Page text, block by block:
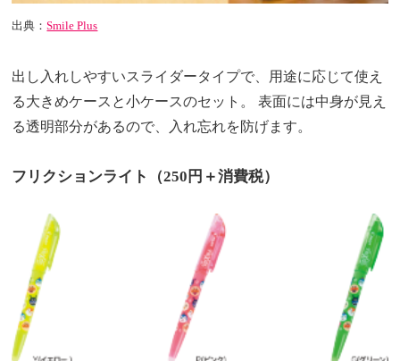
出典：Smile Plus
出し入れしやすいスライダータイプで、用途に応じて使え
る大きめケースと小ケースのセット。 表面には中身が見え
る透明部分があるので、入れ忘れを防げます。
フリクションライト（250円＋消費税）